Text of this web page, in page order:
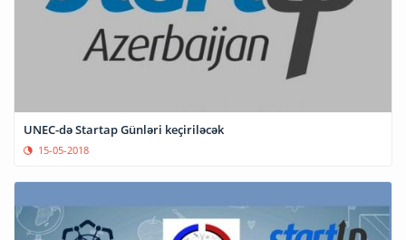
UNEC-də Startap Günləri keçiriləcək
15-05-2018